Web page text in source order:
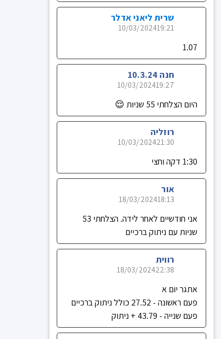
שרית ליאני אדלר
19:21
10/03/2024
1.07
חנה 10.3.24
19:27
10/03/2024
היום הצלחתי 55 שניות 😌
רוזליה
21:30
10/03/2024
1:30 דקה וחצי
אור
18:13
18/03/2024
אני חודשיים לאחר לידה. הצלחתי 53
שניות עם ניתוק ברכיים
רווית
22:38
18/03/2024
אתגר יום א
פעם ראשונה - 27.52 כולל ניתוק ברכיים
פעם שנייה - 43.79 + ניתוק